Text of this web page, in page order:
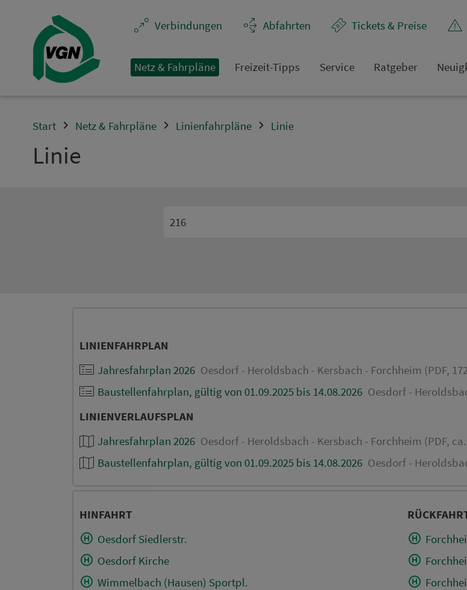
Ver­bin­dungen
Abfahrten Tickets & Preise
Netz & Fahrpläne Frei­zeit-Tipps Service Rat­ge­ber
Start Netz & Fahrpläne Linienfahrpläne Linie
Linie
LINIENFAHRPLAN
Jahresfahrplan 2026 Oesdorf - Heroldsbach - Kersbach - Forchheim (PDF,
Baustellenfahrplan, gültig von 01.09.2025 bis 14.08.2026 Oesdorf -
LINIENVERLAUFSPLAN
Jahresfahrplan 2026 Oesdorf - Heroldsbach - Kersbach - Forchheim (PDF, ca.
Baustellenfahrplan, gültig von 01.09.2025 bis 14.08.2026 Oesdorf -
HINFAHRT
Oesdorf Siedlerstr.
Oesdorf Kirche
Wimmelbach (Hausen) Sportpl.